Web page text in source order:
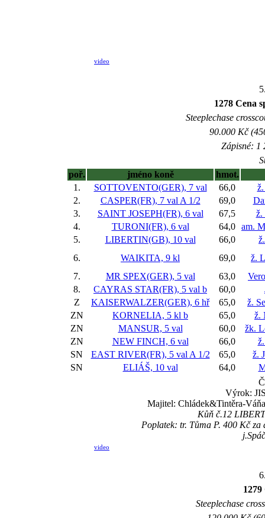
video
1278 Cena
Steeplechase
90.000 Kč
Zápisné: 1
poř.
jméno koně
hmot.
1.
SOTTOVENTO(GER), 7 val 66,0
2.
CASPER(FR), 7 val A 1/2 69,0
3.
SAINT JOSEPH(FR), 6 val 67,5
ž.
4.
TURONI(FR), 6 val 64,0 am.
5.
LIBERTIN(GB), 10 val 66,0
6.
WAIKITA, 9 kl 69,0
ž.
7.
MR SPEX(GER), 5 val 63,0
8.
CAYRAS STAR(FR), 5 val b 60,0
Z
KAISERWALZER(GER), 6 hř 65,0
ž.
ZN
KORNELIA, 5 kl b 65,0
ž.
ZN
MANSUR, 5 val 60,0
žk.
ZN
NEW FINCH, 6 val 66,0
SN
EAST RIVER(FR), 5 val A 1/2 65,0
ž.
SN
ELIÁŠ, 10 val 64,0
Výrok:
Majitel: Chládek&Tintěra-
Kůň č.12
Poplatek: tr. Tůma P. 400 Kč
video
Steeplechase